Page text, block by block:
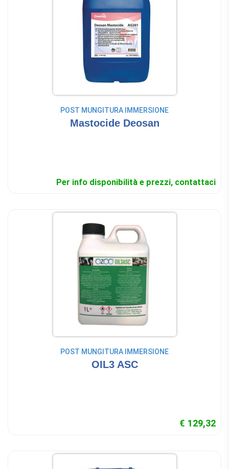
POST MUNGITURA IMMERSIONE
Mastocide Deosan
Per info disponibilità e prezzi, contattaci
POST MUNGITURA IMMERSIONE
OIL3 ASC
€ 129,32